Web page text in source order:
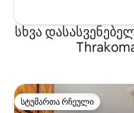
სხვა
სტუმართა რჩეული
სტუმართა რჩეული